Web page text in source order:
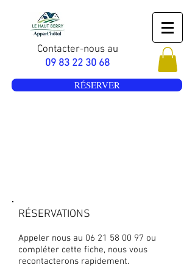
Contacter-nous au
09 83 22 30 68
RÉSERVER
RÉSERVATIONS
Appeler nous au 06 21 58 00 97 ou
compléter cette fiche, nous vous
recontacterons rapidement.